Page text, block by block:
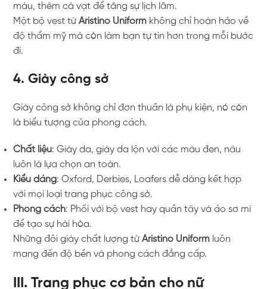
màu, thêm cà vạt để tăng sự lịch lãm.
Một bộ vest từAristino Uniform không chỉ hoàn hảo về
độ thẩm mỹ mà còn làm bạn tự tin hơn trong mỗi bước
đi.
4. Giày công sở
Giày công sở không chỉ đơn thuần là phụ kiện, nó còn
là biểu tượng của phong cách.
Chất liệu: Giày da, giày da lộn với các màu đen, nâu
luôn là lựa chọn an toàn.
Kiểu dáng: Oxford, Derbies, Loafers dễ dàng kết hợp
với mọi loại trang phục công sở.
Phong cách: Phối với bộ vest hay quần tây và áo sơ mi
để tạo sự hài hòa.
Những đôi giày chất lượng từAristino Uniform luôn
mang đến độ bền và phong cách đẳng cấp.
III. Trang phục cơ bản cho nữ